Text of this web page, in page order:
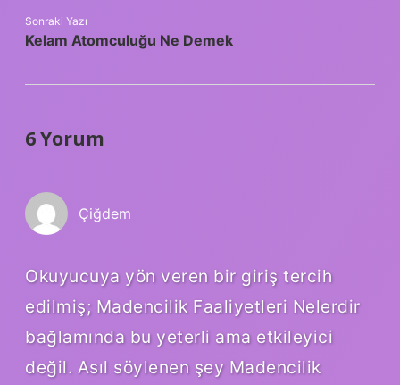
Sonraki Yazı
Kelam Atomculuğu Ne Demek
6 Yorum
Çiğdem
Okuyucuya yön veren bir giriş tercih
edilmiş; Madencilik Faaliyetleri Nelerdir
bağlamında bu yeterli ama etkileyici
değil. Asıl söylenen şey Madencilik